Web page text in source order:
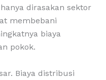
dirasakan sektor
membebani
biaya
pokok.
Biaya distribusi